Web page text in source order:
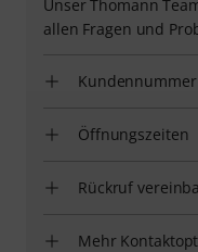
Unser Thomann
allen Fragen und
Öffnungszeiten
Rückruf
Mehr